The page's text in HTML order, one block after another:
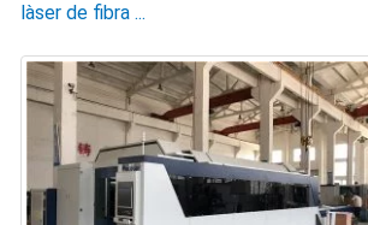
làser de fibra ...